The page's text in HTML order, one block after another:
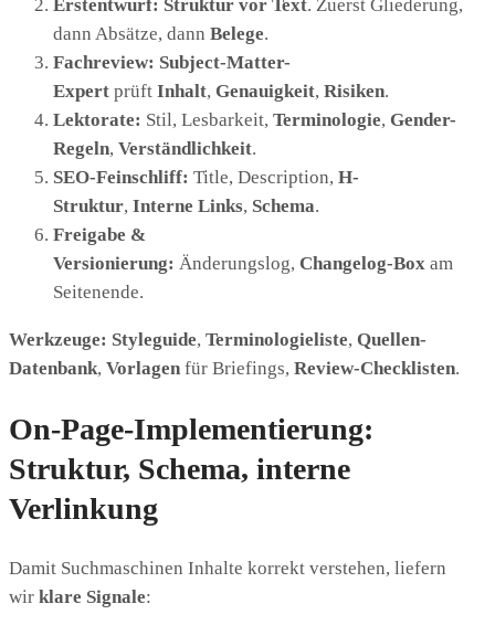
Erstentwurf: Struktur vor Text. Zuerst Gliederung,
dann Absätze, dann Belege.
Fachreview: Subject-Matter-
Expert prüft Inhalt, Genauigkeit, Risiken.
Lektorate: Stil, Lesbarkeit, Terminologie, Gender-
Regeln, Verständlichkeit.
SEO-Feinschliff: Title, Description, H-
Struktur, Interne Links, Schema.
Freigabe &
Versionierung: Änderungslog, Changelog-Box am
Seitenende.
Werkzeuge: Styleguide, Terminologieliste, Quellen-
Datenbank, Vorlagen für Briefings, Review-Checklisten.
On-Page-Implementierung:
Struktur, Schema, interne
Verlinkung
Damit Suchmaschinen Inhalte korrekt verstehen, liefern
wir klare Signale: